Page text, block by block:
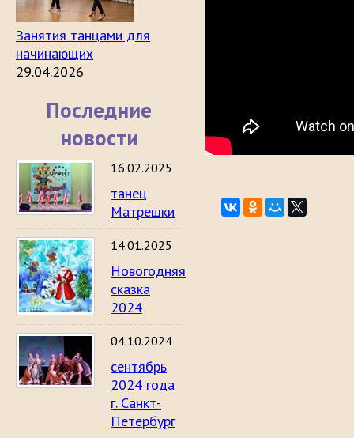
Занятия танцами для
начинающих
29.04.2026
Последние
новости
16.02.2025
танец
Матрешки
14.01.2025
Новогодняя
сказка
2024
04.10.2024
сентябрь
2024 года
г. Санкт-
Петербург